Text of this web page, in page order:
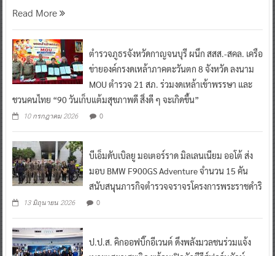
Read More
ตำรวจภูธรจังหวัดกาญจนบุรี ผนึก สสส.-สคล. เครือ
ข่ายองค์กรงดเหล้าภาคตะวันตก 8 จังหวัด ลงนาม
MOU ตำรวจ 21 สภ. ร่วมงดเหล้าเข้าพรรษา และ
ชวนคนไทย “90 วันเก็บแต้มสุขภาพดี สิ่งดี ๆ จะเกิดขึ้น”
10 กรกฎาคม 2026 0
บีเอ็มดับเบิลยู มอเตอร์ราด มิลเลนเนียม ออโต้ ส่ง
มอบ BMW F900GS Adventure จำนวน 15 คัน
สนับสนุนภารกิจตำรวจจราจรโครงการพระราชดำริ
13 มิถุนายน 2026 0
ป.ป.ส. คิกออฟบิ๊กอีเวนต์ ดึงพลังมวลชนร่วมแจ้ง